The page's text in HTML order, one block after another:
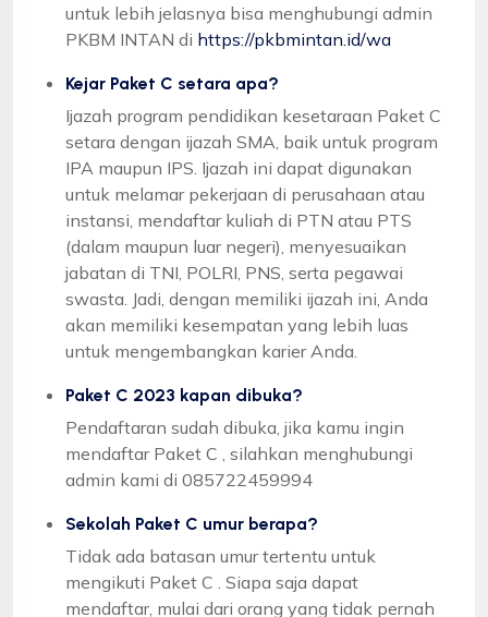
untuk lebih jelasnya bisa menghubungi admin
PKBM INTAN di https://pkbmintan.id/wa
Kejar Paket C setara apa?
Ijazah program pendidikan kesetaraan Paket C
setara dengan ijazah SMA, baik untuk program
IPA maupun IPS. Ijazah ini dapat digunakan
untuk melamar pekerjaan di perusahaan atau
instansi, mendaftar kuliah di PTN atau PTS
(dalam maupun luar negeri), menyesuaikan
jabatan di TNI, POLRI, PNS, serta pegawai
swasta. Jadi, dengan memiliki ijazah ini, Anda
akan memiliki kesempatan yang lebih luas
untuk mengembangkan karier Anda.
Paket C 2023 kapan dibuka?
Pendaftaran sudah dibuka, jika kamu ingin
mendaftar Paket C , silahkan menghubungi
admin kami di 085722459994
Sekolah Paket C umur berapa?
Tidak ada batasan umur tertentu untuk
mengikuti Paket C . Siapa saja dapat
mendaftar, mulai dari orang yang tidak pernah